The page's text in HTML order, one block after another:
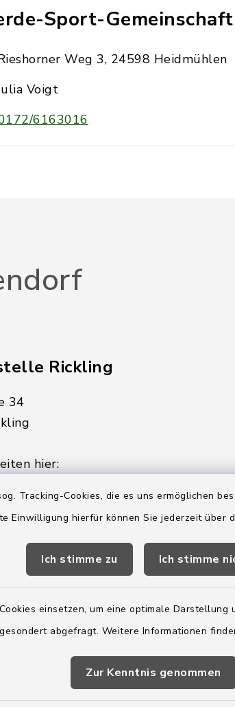
Tracking-Cookies, die es uns ermöglichen
Einwilligung hierfür können Sie jederzeit über
Ich stimme zu Ich stimme
einsetzen, um eine optimale
abgefragt. Weitere Informationen
Zur Kenntnis genommen
Sport-
Weg 3, 24598 Heidmühlen
Voigt
6163016
Rickling
34
hier:
Uhr
am Donnerstag:
Uhr
179-0
- 179-44
boostedt-